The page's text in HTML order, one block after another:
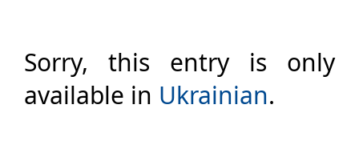
Sorry, this entry is only
available in Ukrainian.